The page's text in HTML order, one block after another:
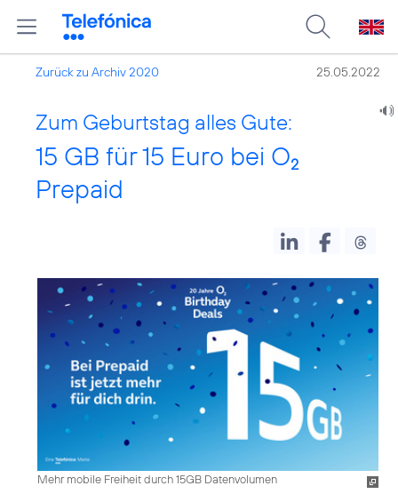
Zurück zu Archiv 2020 25.05.2022
Zum Geburtstag alles Gute:
15 GB für 15 Euro bei O2
Prepaid
Mehr mobile Freiheit durch 15GB Datenvolumen